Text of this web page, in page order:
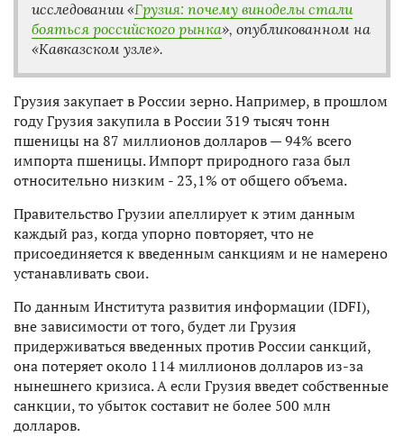
исследовании «Грузия: почему виноделы стали
бояться российского рынка», опубликованном на
«Кавказском узле».
Грузия закупает в России зерно. Например, в прошлом
году Грузия закупила в России 319 тысяч тонн
пшеницы на 87 миллионов долларов — 94% всего
импорта пшеницы. Импорт природного газа был
относительно низким - 23,1% от общего объема.
Правительство Грузии апеллирует к этим данным
каждый раз, когда упорно повторяет, что не
присоединяется к введенным санкциям и не намерено
устанавливать свои.
По данным Института развития информации (IDFI),
вне зависимости от того, будет ли Грузия
придерживаться введенных против России санкций,
она потеряет около 114 миллионов долларов из-за
нынешнего кризиса. А если Грузия введет собственные
санкции, то убыток составит не более 500 млн
долларов.